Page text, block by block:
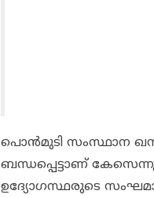
പൊന്‍മുടി സംസ്ഥാന ഖനന
ബന്ധപ്പെട്ടാണ്
ഉദ്യോഗസ്ഥരുടെ